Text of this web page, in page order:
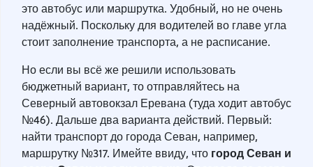
это автобус или маршрутка. Удобный, но не очень
надёжный. Поскольку для водителей во главе угла
стоит заполнение транспорта, а не расписание.
Но если вы всё же решили использовать
бюджетный вариант, то отправляйтесь на
Северный автовокзал Еревана (туда ходит автобус
№46). Дальше два варианта действий. Первый:
найти транспорт до города Севан, например,
маршрутку №317. Имейте ввиду, что город Севан и